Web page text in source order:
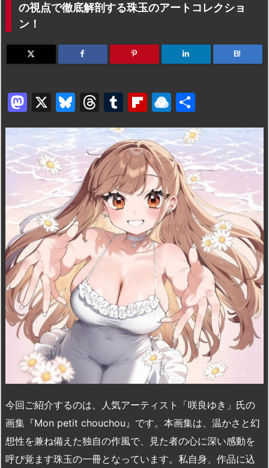
の視点で徹底解剖する珠玉のアートコレクショ
ン！
B!
M
a
st
o
d
o
n
X
Bl
u
e
s
k
y
T
hr
e
a
d
s
T
u
m
bl
r
Fl
ip
b
o
ar
d
R
ai
n
dr
o
p.
io
有
今回ご紹介するのは、人気アーティスト「咲良ゆき」氏の
画集『Mon petit chouchou』です。本画集は、温かさと幻
想性を兼ね備えた独自の作風で、見た者の心に深い感動を
呼び覚ます珠玉の一冊となっています。私自身、作品に込